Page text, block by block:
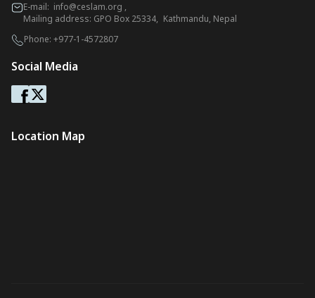
E-mail: info@ceslam.org ,
Mailing address: GPO Box 25334, Kathmandu, Nepal
Phone: +977-1-4572807
Social Media
Location Map